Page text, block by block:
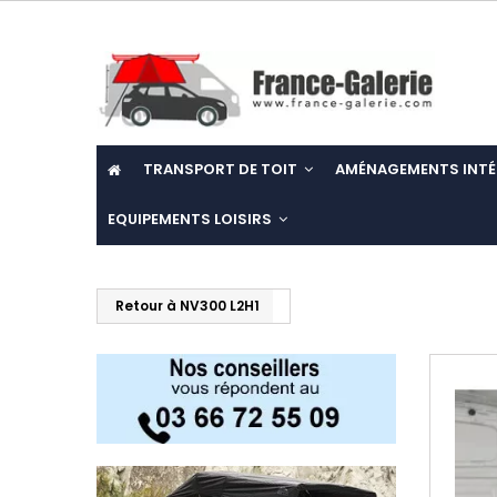
TRANSPORT DE TOIT AMÉNAGEMENTS
EQUIPEMENTS LOISIRS
Retour à NV300 L2H1